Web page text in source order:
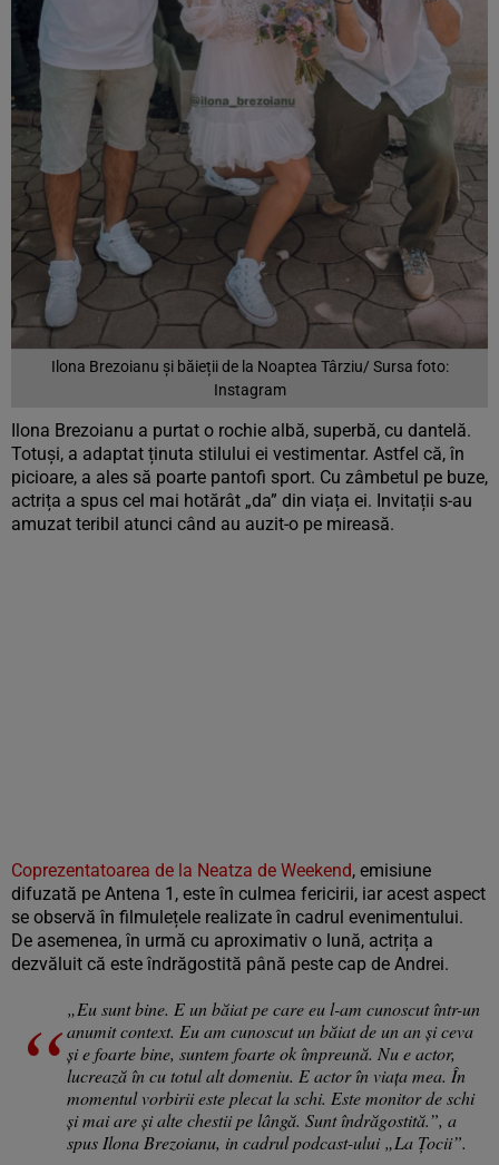
Ilona Brezoianu și băieții de la Noaptea Târziu/ Sursa foto:
Instagram
Ilona Brezoianu a purtat o rochie albă, superbă, cu dantelă.
Totuși, a adaptat ținuta stilului ei vestimentar. Astfel că, în
picioare, a ales să poarte pantofi sport. Cu zâmbetul pe buze,
actrița a spus cel mai hotărât „da” din viața ei. Invitații s-au
amuzat teribil atunci când au auzit-o pe mireasă.
Coprezentatoarea de la Neatza de Weekend, emisiune
difuzată pe Antena 1, este în culmea fericirii, iar acest aspect
se observă în filmulețele realizate în cadrul evenimentului.
De asemenea, în urmă cu aproximativ o lună, actrița a
dezvăluit că este îndrăgostită până peste cap de Andrei.
„Eu sunt bine. E un băiat pe care eu l-am cunoscut într-un
anumit context. Eu am cunoscut un băiat de un an și ceva
și e foarte bine, suntem foarte ok împreună. Nu e actor,
lucrează în cu totul alt domeniu. E actor în viața mea. În
momentul vorbirii este plecat la schi. Este monitor de schi
și mai are și alte chestii pe lângă. Sunt îndrăgostită.”, a
spus Ilona Brezoianu, in cadrul podcast-ului „La Țocii”.